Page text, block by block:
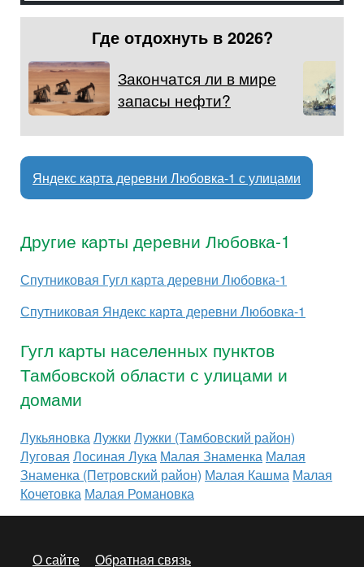
Где отдохнуть в 2026?
Закончатся ли в мире
запасы нефти?
Яндекс карта деревни Любовка-1 с улицами
Другие карты деревни Любовка-1
Спутниковая Гугл карта деревни Любовка-1
Спутниковая Яндекс карта деревни Любовка-1
Гугл карты населенных пунктов
Тамбовской области с улицами и
домами
Лукьяновка Лужки Лужки (Тамбовский район)
Луговая Лосиная Лука Малая Знаменка Малая
Знаменка (Петровский район) Малая Кашма Малая
Кочетовка Малая Романовка
О сайте Обратная связь